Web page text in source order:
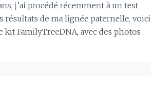
j’ai procédé récemment à un test
résultats de ma lignée paternelle, voici
FamilyTreeDNA, avec des photos